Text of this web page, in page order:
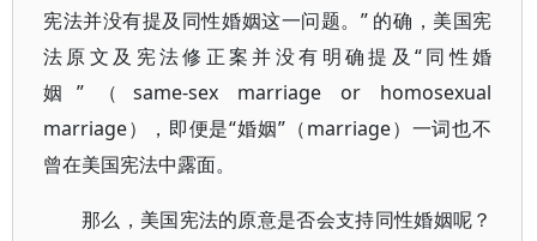
宪法并没有提及同性婚姻这一问题。” 的确，美国宪
法原文及宪法修正案并没有明确提及“同性婚
姻”（same-sex marriage or homosexual
marriage），即便是“婚姻”（marriage）一词也不
曾在美国宪法中露面。
那么，美国宪法的原意是否会支持同性婚姻呢？